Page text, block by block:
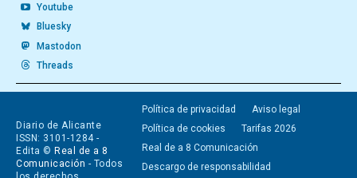
Youtube
Bluesky
Mastodon
Threads
Diario de Alicante
ISSN: 3101-1284 -
Edita © Real de a 8
Comunicación - Todos
Política de privacidad
Aviso legal
Política de cookies
Tarifas 2026
Real de a 8 Comunicación
Descargo de responsabilidad